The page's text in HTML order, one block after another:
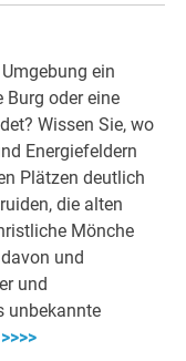
ein
oder eine
Wissen Sie, wo
Energiefeldern
Plätzen deutlich
die alten
Mönche
und
und
unbekannte